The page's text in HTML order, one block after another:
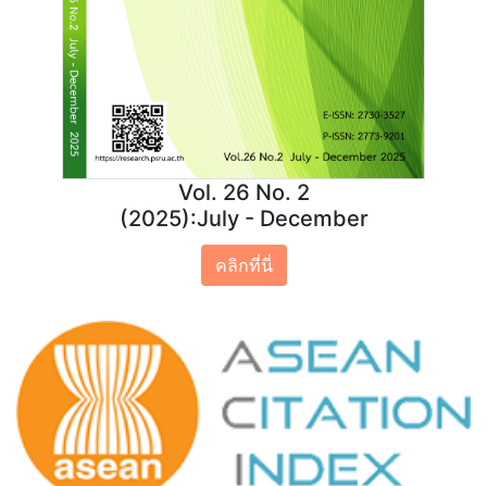
Vol. 26 No. 2
(2025):July - December